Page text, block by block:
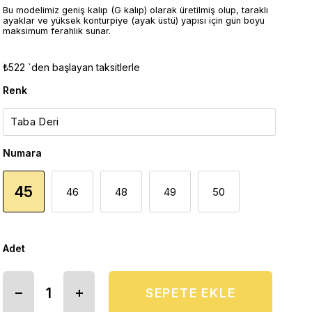
Bu modelimiz geniş kalıp (G kalıp) olarak üretilmiş olup, taraklı
ayaklar ve yüksek konturpiye (ayak üstü) yapısı için gün boyu
maksimum ferahlık sunar.
₺522 `den başlayan taksitlerle
Renk
Numara
45 46 48 49 50
Adet